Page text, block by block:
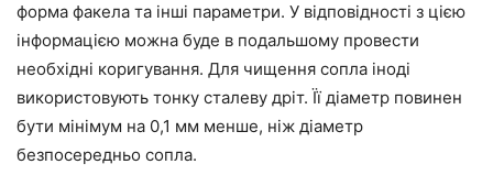
форма факела та інші параметри. У відповідності з цією
інформацією можна буде в подальшому провести
необхідні коригування. Для чищення сопла іноді
використовують тонку сталеву дріт. Її діаметр повинен
бути мінімум на 0,1 мм менше, ніж діаметр
безпосередньо сопла.